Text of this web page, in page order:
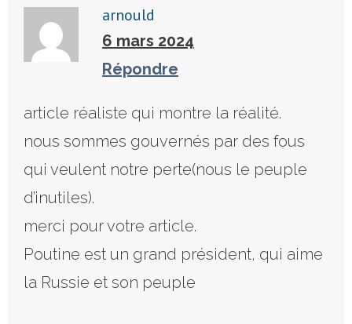
arnould
6 mars 2024
Répondre
article réaliste qui montre la réalité.
nous sommes gouvernés par des fous
qui veulent notre perte(nous le peuple
d’inutiles).
merci pour votre article.
Poutine est un grand président, qui aime
la Russie et son peuple